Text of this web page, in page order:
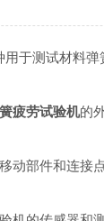
用于测试材料
疲劳试验机的
部件和连接点